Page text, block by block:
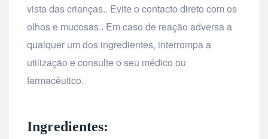
vista das crianças.. Evite o contacto direto com os
olhos e mucosas.. Em caso de reação adversa a
qualquer um dos ingredientes, interrompa a
utilização e consulte o seu médico ou
farmacêutico.
Ingredientes: